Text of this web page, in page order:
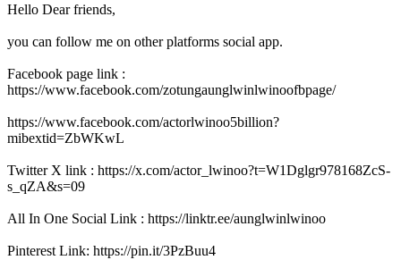
Hello Dear friends,
you can follow me on other platforms social app.
Facebook page link :
https://www.facebook.com/zotungaunglwinlwinoofbpage/
https://www.facebook.com/actorlwinoo5billion?
mibextid=ZbWKwL
Twitter X link : https://x.com/actor_lwinoo?t=W1Dglgr978168ZcS-
s_qZA&s=09
All In One Social Link : https://linktr.ee/aunglwinlwinoo
Pinterest Link: https://pin.it/3PzBuu4